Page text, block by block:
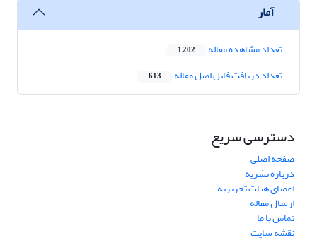
آمار
تعداد مشاهده مقاله 1,202
تعداد دریافت فایل اصل مقاله 613
دسترسی سریع
صفحه اصلی
درباره نشریه
اعضای هیات تحریریه
ارسال مقاله
تماس با ما
نقشه سایت